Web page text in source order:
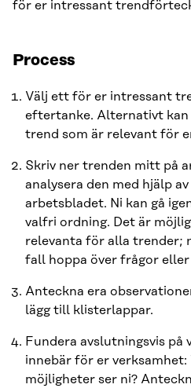
för er intressant
Process
Välj ett för er intressant
eftertanke. Alternativt kan
trend som är relevant för
Skriv ner trenden mitt på
analysera den med hjälp
arbetsbladet. Ni kan gå
valfri ordning. Det är
relevanta för alla trender;
fall hoppa över frågor
Anteckna era
lägg till klisterlappar.
Fundera avslutningsvis på
innebär för er
möjligheter ser ni?